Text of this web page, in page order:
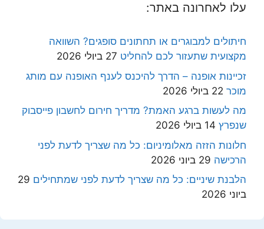
עלו לאחרונה באתר:
חיתולים למבוגרים או תחתונים סופגים? השוואה
מקצועית שתעזור לכם להחליט 27 ביולי 2026
זכיינות אופנה – הדרך להיכנס לענף האופנה עם מותג
מוכר 22 ביולי 2026
מה לעשות ברגע האמת? מדריך חירום לחשבון פייסבוק
שנפרץ 14 ביולי 2026
חלונות הזזה מאלומיניום: כל מה שצריך לדעת לפני
הרכישה 29 ביוני 2026
הלבנת שיניים: כל מה שצריך לדעת לפני שמתחילים 29
ביוני 2026